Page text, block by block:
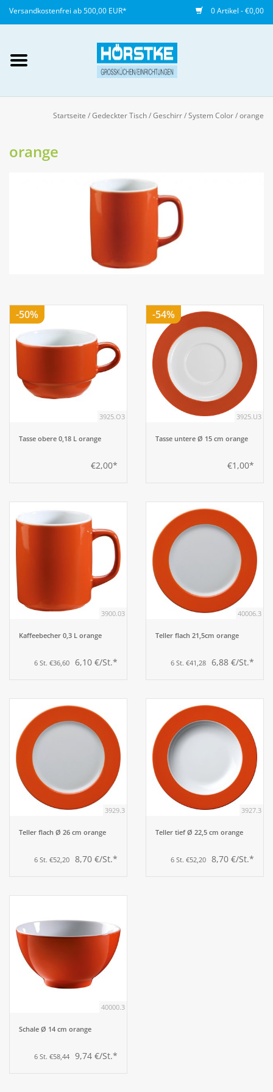
Versandkostenfrei ab 500,00 EUR* 0 Artikel - €0,00
anlegen
Aufsteller
Bar
Tafeln
Berufsbekleidung
Küchentechnik
Küchenmöbel
Startseite /Gedeckter Tisch/Geschirr/System Color/orange
orange
-50%
3925.O3
Tasse obere 0,18 L orange
€2,00*
-54%
3925.U3
Tasse untere Ø 15 cm orange
€1,00*
3900.03
Kaffeebecher 0,3 L orange
6 St. €36,60 6,10 €/St.*
40006.3
Teller flach 21,5cm orange
6 St. €41,28 6,88 €/St.*
3929.3
Teller flach Ø 26 cm orange
6 St. €52,20 8,70 €/St.*
3927.3
Teller tief Ø 22,5 cm orange
6 St. €52,20 8,70 €/St.*
40000.3
Schale Ø 14 cm orange
6 St. €58,44 9,74 €/St.*